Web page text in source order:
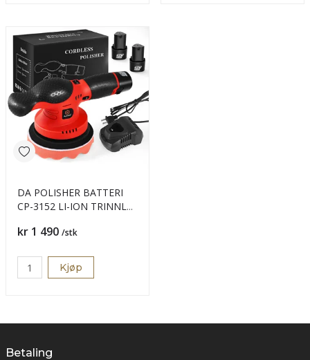
DA POLISHER BATTERI
CP-3152 LI-ION TRINNLS
Pris
kr 1 490 /stk
Kjøp
Betaling